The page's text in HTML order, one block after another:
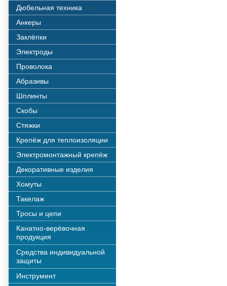
Дюбельная техника
Анкеры
Заклёпки
Электроды
Проволока
Абразивы
Шплинты
Скобы
Стяжки
Крепёж для теплоизоляции
Электромонтажный крепёж
Декоративные изделия
Хомуты
Такелаж
Тросы и цепи
Канатно-верёвочная
продукция
Средства индивидуальной
защиты
Инструмент